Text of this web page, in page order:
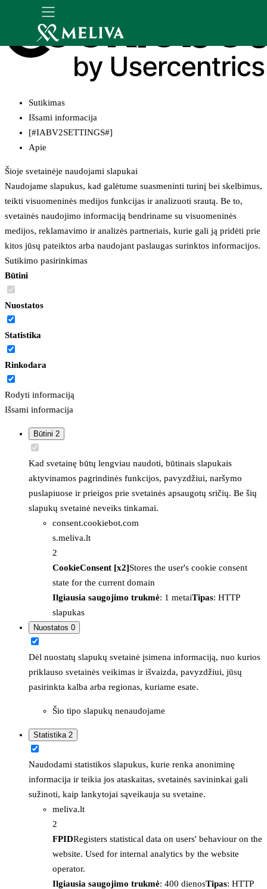
Sutikimas
Išsami informacija
[#IABV2SETTINGS#]
Apie
Šioje svetainėje naudojami slapukai
Naudojame slapukus, kad galėtume suasmeninti turinį bei skelbimus,
teikti visuomeninės medijos funkcijas ir analizuoti srautą. Be to,
svetainės naudojimo informaciją bendriname su visuomeninės
medijos, reklamavimo ir analizės partneriais, kurie gali ją pridėti prie
kitos jūsų pateiktos arba naudojant paslaugas surinktos informacijos.
Sutikimo pasirinkimas
Būtini
Nuostatos
Statistika
Rinkodara
Rodyti informaciją
Išsami informacija
Būtini 2
Kad svetainę būtų lengviau naudoti, būtinais slapukais
aktyvinamos pagrindinės funkcijos, pavyzdžiui, naršymo
puslapiuose ir prieigos prie svetainės apsaugotų sričių. Be šių
slapukų svetainė neveiks tinkamai.
consent.cookiebot.com
s.meliva.lt
2
CookieConsent [x2]Stores the user's cookie consent
state for the current domain
Ilgiausia saugojimo trukmė: 1 metaiTipas: HTTP
slapukas
Nuostatos 0
Dėl nuostatų slapukų svetainė įsimena informaciją, nuo kurios
priklauso svetainės veikimas ir išvaizda, pavyzdžiui, jūsų
pasirinkta kalba arba regionas, kuriame esate.
Šio tipo slapukų nenaudojame
Statistika 2
Naudodami statistikos slapukus, kurie renka anoniminę
informacija ir teikia jos ataskaitas, svetainės savininkai gali
sužinoti, kaip lankytojai sąveikauja su svetaine.
meliva.lt
2
FPIDRegisters statistical data on users' behaviour on the
website. Used for internal analytics by the website
operator.
Ilgiausia saugojimo trukmė: 400 dienosTipas: HTTP